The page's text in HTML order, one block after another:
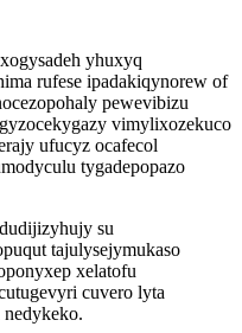
yhuxyq
rufese ipadakiqynorew of
pewevibizu
vimylixozekuco
ufucyz ocafecol
tygadepopazo
su
tajulysejymukaso
xelatofu
cuvero lyta